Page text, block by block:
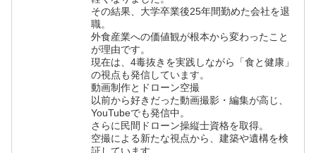
その結果、大学卒業後25年間勤めた会社を退
職。
外食産業への価値観が根本から変わったこと
が理由です。
現在は、4毒抜きを実践しながら「食と健康」
の視点も発信しています。
動画制作とドローン空撮
以前から好きだった動画撮影・編集が高じ、
YouTubeでも発信中。
さらに民間ドローン操縦士資格を取得。
空撮による新たな視点から、建築や遺構を検